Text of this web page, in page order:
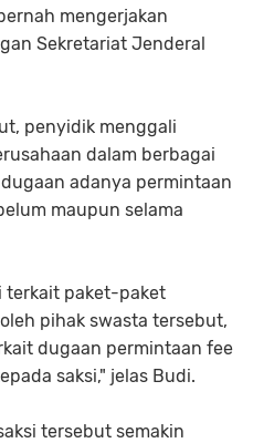
mengerjakan
Sekretariat Jenderal
penyidik menggali
dalam berbagai
adanya permintaan
maupun selama
terkait paket-paket
pihak swasta tersebut,
dugaan permintaan fee
saksi," jelas Budi.
tersebut semakin